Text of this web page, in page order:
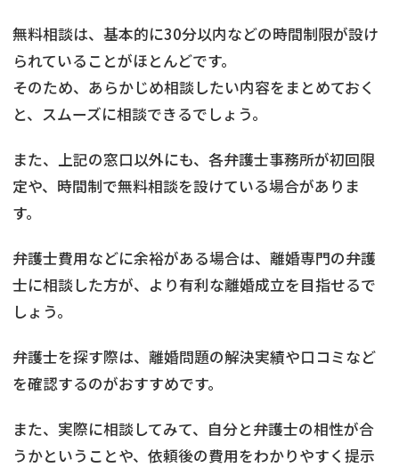
無料相談は、基本的に30分以内などの時間制限が設け
られていることがほとんどです。
そのため、あらかじめ相談したい内容をまとめておく
と、スムーズに相談できるでしょう。
また、上記の窓口以外にも、各弁護士事務所が初回限
定や、時間制で無料相談を設けている場合がありま
す。
弁護士費用などに余裕がある場合は、離婚専門の弁護
士に相談した方が、より有利な離婚成立を目指せるで
しょう。
弁護士を探す際は、離婚問題の解決実績や口コミなど
を確認するのがおすすめです。
また、実際に相談してみて、自分と弁護士の相性が合
うかということや、依頼後の費用をわかりやすく提示